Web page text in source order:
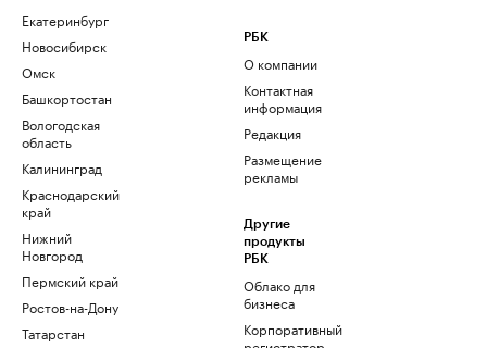
Екатеринбург
Новосибирск
Омск
Башкортостан
Вологодская
область
Калининград
Краснодарский
край
Нижний
Новгород
Пермский край
Ростов-на-Дону
Татарстан
РБК
О компании
Контактная
информация
Редакция
Размещение
рекламы
Другие
продукты
РБК
Облако для
бизнеса
Корпоративный